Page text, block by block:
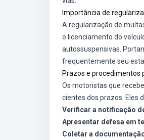
Importância de
A regularização de
o licenciamento do
autossuspensivas.
frequentemente seu
Prazos e procedimentos
Os motoristas que
cientes dos prazos. Eles
Verificar a notificação
Apresentar defesa em
Coletar a